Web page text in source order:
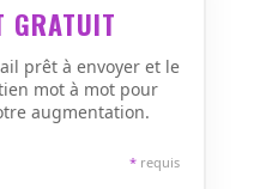
GRATUIT
prêt à envoyer et le
mot à mot pour
augmentation.
* requis